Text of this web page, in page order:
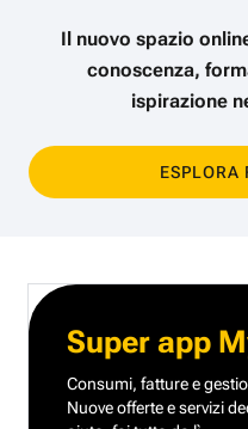
Il nuovo spazio
conoscenza,
ispirazione
ESPLORA
Super app
Consumi, fatture e
Nuove offerte e servizi